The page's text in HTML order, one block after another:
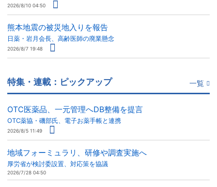
2026/8/10 04:50
熊本地震の被災地入りを報告
日薬・岩月会長、高齢医師の廃業懸念
2026/8/7 19:48
特集・連載：ピックアップ 一覧
OTC医薬品、一元管理へDB整備を提言
OTC薬協・磯部氏、電子お薬手帳と連携
2026/8/5 11:49
地域フォーミュラリ、研修や調査実施へ
厚労省が検討委設置、対応策を協議
2026/7/28 04:50